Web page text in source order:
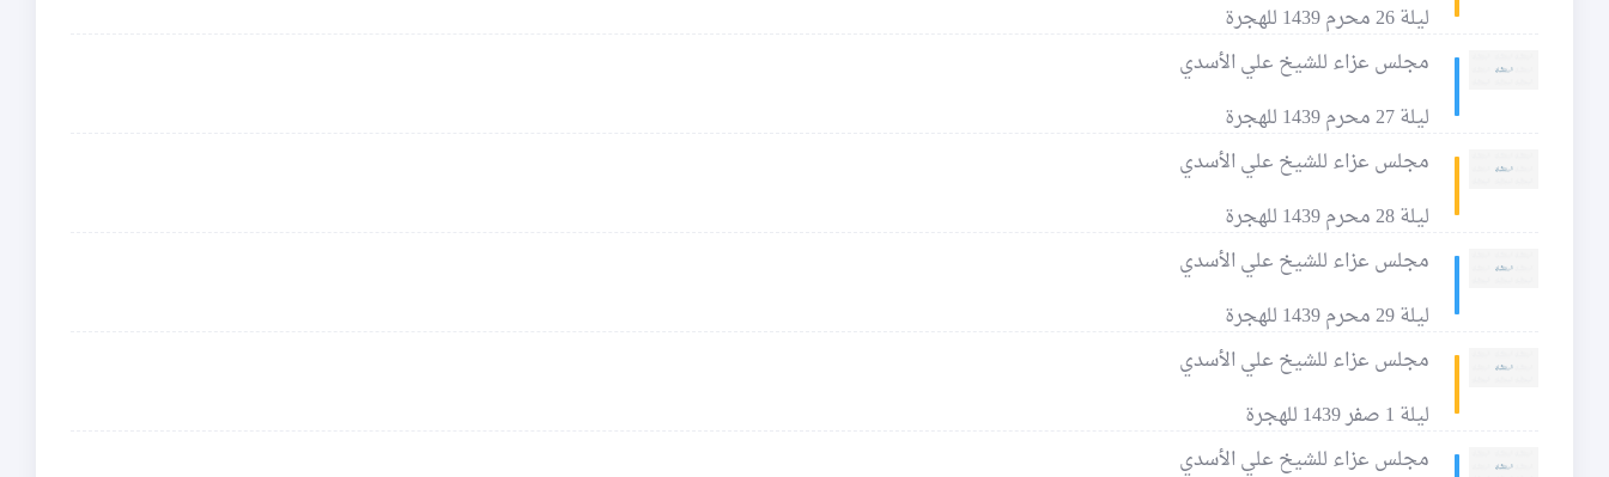
ليلة 26 محرم 1439 للهجرة
مجلس عزاء للشيخ علي الأسدي
ليلة 27 محرم 1439 للهجرة
مجلس عزاء للشيخ علي الأسدي
ليلة 28 محرم 1439 للهجرة
مجلس عزاء للشيخ علي الأسدي
ليلة 29 محرم 1439 للهجرة
مجلس عزاء للشيخ علي الأسدي
ليلة 1 صفر 1439 للهجرة
مجلس عزاء للشيخ علي الأسدي